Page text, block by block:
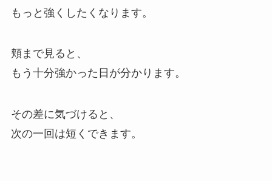
もっと強くしたくなります。
頬まで見ると、
もう十分強かった日が分かります。
その差に気づけると、
次の一回は短くできます。